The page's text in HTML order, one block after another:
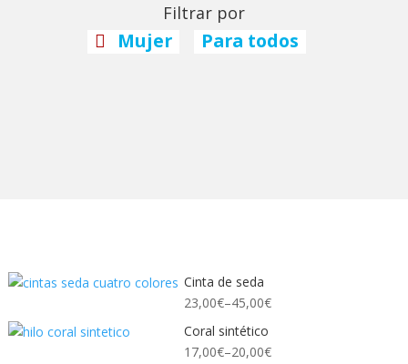
Filtrar por
Mujer Para todos
Cinta de seda
23,00€–45,00€
Coral sintético
17,00€–20,00€